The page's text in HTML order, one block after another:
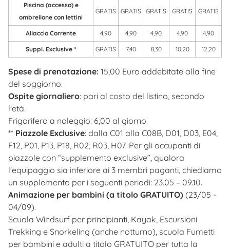
Piscina (accesso) e
ombrellone con lettini
GRATIS GRATIS GRATIS GRATIS GRATIS
Allaccio Corrente 4,90 4,90 4,90 4,90 4,90
Suppl. Exclusive * GRATIS 7,40 8,30 10,20 12,20
Spese di prenotazione: 15,00 Euro addebitate alla fine
del soggiorno.
Ospite giornaliero: pari al costo del listino, secondo
l'età.
Frigorifero a noleggio: 6,00 al giorno.
** Piazzole Exclusive: dalla C01 alla C08B, D01, D03, E04,
F12, P01, P13, P18, R02, R03, H07. Per gli occupanti di
piazzole con “supplemento exclusive”, qualora
l'equipaggio sia inferiore ai 3 membri paganti, chiediamo
un supplemento per i seguenti periodi: 23.05 – 09.10.
Animazione per bambini (a titolo GRATUITO) (23/05 -
04/09).
Scuola Windsurf per principianti, Kayak, Escursioni
Trekking e Snorkeling (anche notturno), scuola Fumetti
per bambini e adulti a titolo GRATUITO per tutta la